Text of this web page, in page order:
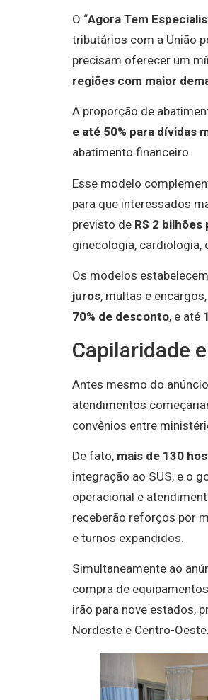
O “Agora Tem
tributários com a União
precisam oferecer um
regiões com maior
A proporção de
e até 50% para dívidas
abatimento financeiro.
Esse modelo
para que interessados
previsto de R$ 2
ginecologia,
Os modelos
juros, multas e
70% de desconto, e até
Capilaridade
Antes mesmo do
atendimentos
convênios entre
De fato, mais de 130
integração ao SUS, e o
operacional e
receberão reforços por
e turnos expandidos.
Simultaneamente ao
compra de
irão para nove estados,
Nordeste e Centro-Oeste.